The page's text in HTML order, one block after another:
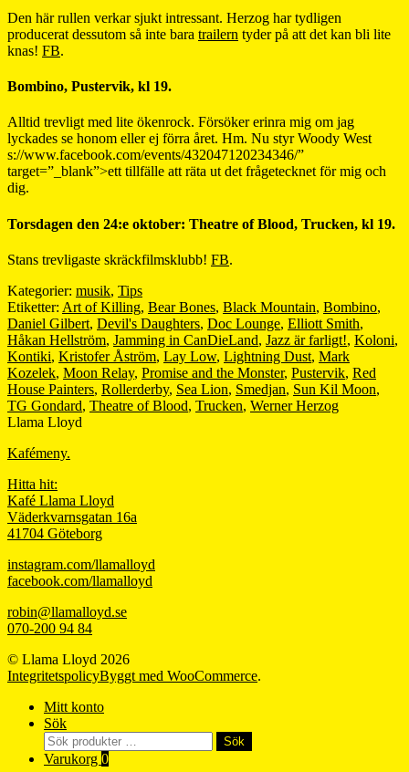
Den här rullen verkar sjukt intressant. Herzog har tydligen
producerat dessutom så inte bara trailern tyder på att det kan bli lite
knas! FB.
Bombino, Pustervik, kl 19.
Alltid trevligt med lite ökenrock. Försöker erinra mig om jag
lyckades se honom eller ej förra året. Hm. Nu styr Woody West
s://www.facebook.com/events/432047120234346/”
target=”_blank”>ett tillfälle att räta ut det frågetecknet för mig och
dig.
Torsdagen den 24:e oktober: Theatre of Blood, Trucken, kl 19.
Stans trevligaste skräckfilmsklubb! FB.
Kategorier: musik, Tips
Etiketter: Art of Killing, Bear Bones, Black Mountain, Bombino,
Daniel Gilbert, Devil's Daughters, Doc Lounge, Elliott Smith,
Håkan Hellström, Jamming in CanDieLand, Jazz är farligt!, Koloni,
Kontiki, Kristofer Åström, Lay Low, Lightning Dust, Mark
Kozelek, Moon Relay, Promise and the Monster, Pustervik, Red
House Painters, Rollerderby, Sea Lion, Smedjan, Sun Kil Moon,
TG Gondard, Theatre of Blood, Trucken, Werner Herzog
Llama Lloyd
Kafémeny.
Hitta hit:
Kafé Llama Lloyd
Väderkvarnsgatan 16a
41704 Göteborg
instagram.com/llamalloyd
facebook.com/llamalloyd
robin@llamalloyd.se
070-200 94 84
© Llama Lloyd 2026
IntegritetspolicyByggt med WooCommerce.
Mitt konto
Sök
Sök
efter:
Sök
Varukorg 0